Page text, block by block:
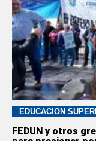
EDUCACION
FEDUN y otros